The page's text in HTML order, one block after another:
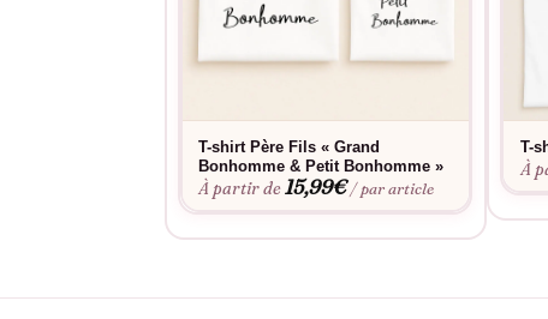
T-shirt Père Fils « Grand
Bonhomme & Petit Bonhomme »
À partir de15,99€ / par article
T-
À